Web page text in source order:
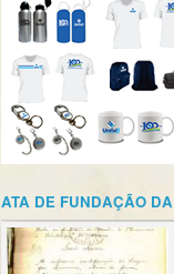
ATA DE FUNDAÇÃO